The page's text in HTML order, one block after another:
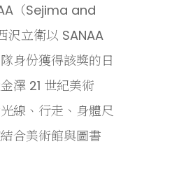
（Sejima and
立衛以 SANAA
身份獲得該獎的日
澤 21 世紀美術
線、行走、身體尺
合美術館與圖書